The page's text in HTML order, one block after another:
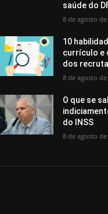
saúde do
8 de agosto de
10
currículo e
dos
8 de agosto de
O que se
do INSS
8 de agosto de